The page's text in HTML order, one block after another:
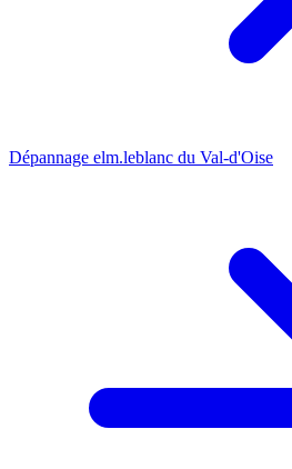
Dépannage elm.leblanc du Val-d'Oise